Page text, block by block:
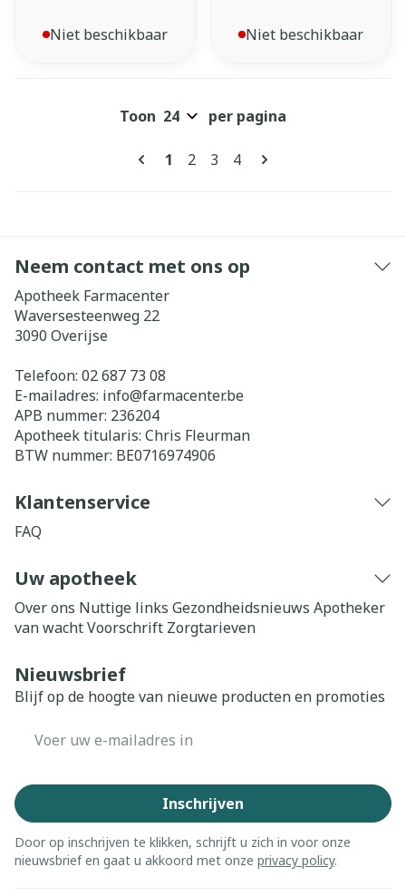
Niet beschikbaar Niet beschikbaar
Pagina's
U lees momenteel pagina
1 Pagina
2 Pagina
3 Pagina
4
Toon per pagina
Neem contact met ons op
Apotheek Farmacenter
Waversesteenweg 22
3090 Overijse
Telefoon: 02 687 73 08
E-mailadres: info@farmacenter.be
APB nummer: 236204
Apotheek titularis: Chris Fleurman
BTW nummer: BE0716974906
Klantenservice
FAQ
Uw apotheek
Over ons Nuttige links Gezondheidsnieuws Apotheker
van wachtVoorschrift Zorgtarieven
Nieuwsbrief
Blijf op de hoogte van nieuwe producten en promoties
Inschrijven
Door op inschrijven te klikken, schrijft u zich in voor onze
nieuwsbrief en gaat u akkoord met onze privacy policy.